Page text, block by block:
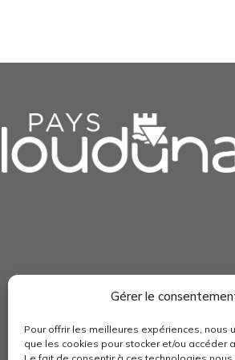
Gérer le
Pour offrir les meilleures expériences,
que les cookies pour stocker et/ou accéder